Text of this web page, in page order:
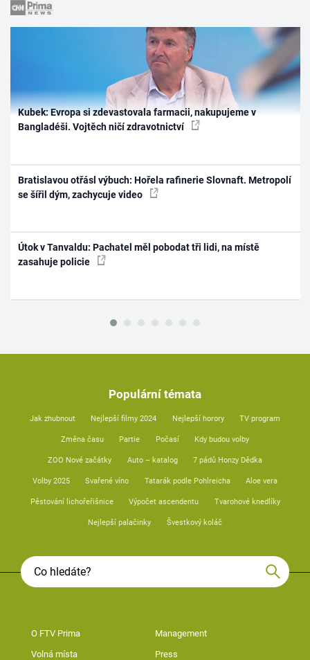
Kubek: Evropa si zdevastovala farmacii, nakupujeme v
Bangladéši. Vojtěch ničí zdravotnictví
Bratislavou otřásl výbuch: Hořela rafinerie Slovnaft. Metropolí
se šířil dým, zachycuje video
Útok v Tanvaldu: Pachatel měl pobodat tři lidi, na místě
zasahuje policie
Populární témata
Jak zhubnout Nejlepší filmy 2024 Nejlepší horory TV program
Změna času Partie Počasí Kdy budou volby
ZOO Nové začátky Auto – katalog 7 pádů Honzy Dědka
Volby 2025 Svařené víno Tatarák podle Pohlreicha Aloe vera
Pěstování lichořeřišnice Výpočet ascendentu Tvarohové knedlíky
Nejlepší palačinky Švestkový koláč
O FTV Prima Management
Volná místa Press